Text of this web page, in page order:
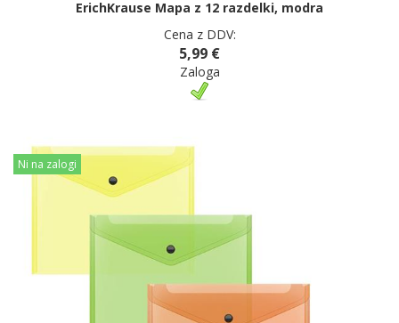
ErichKrause Mapa z 12 razdelki, modra
Cena z DDV:
5,99 €
Zaloga
Ni na zalogi